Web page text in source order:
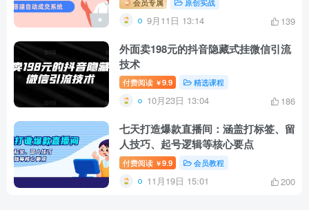
9月11日 13:14 139
外面卖198元的抖音隐藏式挂微信引流
技术
付费阅读 ￥9.9 精选课程
10月23日 13:04 186
七天打造爆款直播间：涵盖打标签、留
人技巧、起号逻辑等核心要点
付费阅读 ￥9.9 会员教程
11月19日 15:01 200